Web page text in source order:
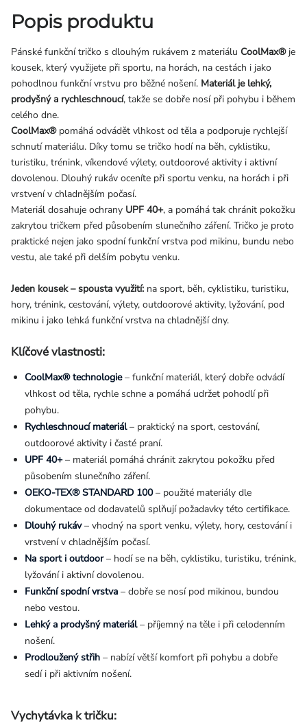
Popis produktu
Pánské funkční tričko s dlouhým rukávem z materiálu CoolMax®je
kousek, který využijete při sportu, na horách, na cestách i jako
pohodlnou funkční vrstvu pro běžné nošení. Materiál je lehký,
prodyšný a rychleschnoucí, takže se dobře nosí při pohybu i během
celého dne.
CoolMax®pomáhá odvádět vlhkost od těla a podporuje rychlejší
schnutí materiálu. Díky tomu se tričko hodí na běh, cyklistiku,
turistiku, trénink, víkendové výlety, outdoorové aktivity i aktivní
dovolenou. Dlouhý rukáv oceníte při sportu venku, na horách i při
vrstvení v chladnějším počasí.
Materiál dosahuje ochrany UPF 40+, a pomáhá tak chránit pokožku
zakrytou tričkem před působením slunečního záření. Tričko je proto
praktické nejen jako spodní funkční vrstva pod mikinu, bundu nebo
vestu, ale také při delším pobytu venku.
Jeden kousek – spousta využití: na sport, běh, cyklistiku, turistiku,
hory, trénink, cestování, výlety, outdoorové aktivity, lyžování, pod
mikinu i jako lehká funkční vrstva na chladnější dny.
Klíčové vlastnosti:
CoolMax® technologie– funkční materiál, který dobře odvádí
vlhkost od těla, rychle schne a pomáhá udržet pohodlí při
pohybu.
Rychleschnoucí materiál– praktický na sport, cestování,
outdoorové aktivity i časté praní.
UPF 40+– materiál pomáhá chránit zakrytou pokožku před
působením slunečního záření.
OEKO-TEX® STANDARD 100– použité materiály dle
dokumentace od dodavatelů splňují požadavky této certifikace.
Dlouhý rukáv– vhodný na sport venku, výlety, hory, cestování i
vrstvení v chladnějším počasí.
Na sport i outdoor– hodí se na běh, cyklistiku, turistiku, trénink,
lyžování i aktivní dovolenou.
Funkční spodní vrstva – dobře se nosí pod mikinou, bundou
nebo vestou.
Lehký a prodyšný materiál– příjemný na těle i při celodenním
nošení.
Prodloužený střih – nabízí větší komfort při pohybu a dobře
sedí i při aktivním nošení.
Vychytávka k tričku: